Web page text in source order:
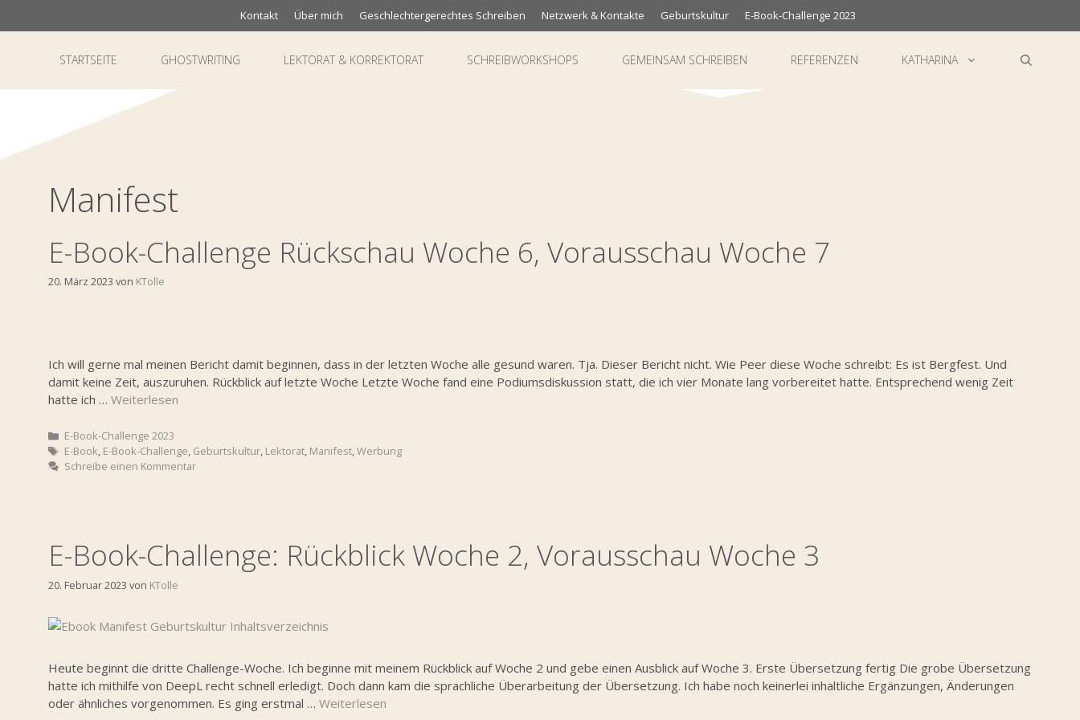
Kontakt Über mich Geschlechtergerechtes Schreiben Netzwerk & Kontakte Geburtskultur E-Book-Challenge 2023
STARTSEITE GHOSTWRITING LEKTORAT & KORREKTORAT SCHREIBWORKSHOPS GEMEINSAM SCHREIBEN REFERENZEN KATHARINA
Manifest
E-Book-Challenge Rückschau Woche 6, Vorausschau Woche 7
20. März 2023 von KTolle
Ich will gerne mal meinen Bericht damit beginnen, dass in der letzten Woche alle gesund waren. Tja. Dieser Bericht nicht. Wie Peer diese Woche schreibt: Es ist Bergfest. Und
damit keine Zeit, auszuruhen. Rückblick auf letzte Woche Letzte Woche fand eine Podiumsdiskussion statt, die ich vier Monate lang vorbereitet hatte. Entsprechend wenig Zeit
hatte ich … Weiterlesen
Kategorien
E-Book-Challenge 2023
Schlagwörter
E-Book, E-Book-Challenge, Geburtskultur, Lektorat, Manifest,Werbung
Schreibe einen Kommentar
E-Book-Challenge: Rückblick Woche 2, Vorausschau Woche 3
20. Februar 2023 von KTolle
Heute beginnt die dritte Challenge-Woche. Ich beginne mit meinem Rückblick auf Woche 2 und gebe einen Ausblick auf Woche 3. Erste Übersetzung fertig Die grobe Übersetzung
hatte ich mithilfe von DeepL recht schnell erledigt. Doch dann kam die sprachliche Überarbeitung der Übersetzung. Ich habe noch keinerlei inhaltliche Ergänzungen, Änderungen
oder ähnliches vorgenommen. Es ging erstmal … Weiterlesen